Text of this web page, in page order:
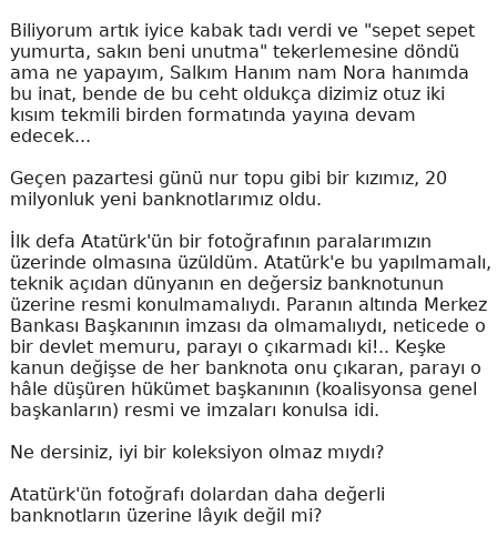
Biliyorum artık iyice kabak tadı verdi ve "sepet sepet
yumurta, sakın beni unutma" tekerlemesine döndü
ama ne yapayım, Salkım Hanım nam Nora hanımda
bu inat, bende de bu ceht oldukça dizimiz otuz iki
kısım tekmili birden formatında yayına devam
edecek...
Geçen pazartesi günü nur topu gibi bir kızımız, 20
milyonluk yeni banknotlarımız oldu.
İlk defa Atatürk'ün bir fotoğrafının paralarımızın
üzerinde olmasına üzüldüm. Atatürk'e bu yapılmamalı,
teknik açıdan dünyanın en değersiz banknotunun
üzerine resmi konulmamalıydı. Paranın altında Merkez
Bankası Başkanının imzası da olmamalıydı, neticede o
bir devlet memuru, parayı o çıkarmadı ki!.. Keşke
kanun değişse de her banknota onu çıkaran, parayı o
hâle düşüren hükümet başkanının (koalisyonsa genel
başkanların) resmi ve imzaları konulsa idi.
Ne dersiniz, iyi bir koleksiyon olmaz mıydı?
Atatürk'ün fotoğrafı dolardan daha değerli
banknotların üzerine lâyık değil mi?